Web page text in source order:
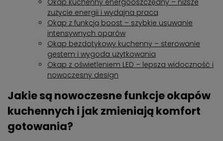
zużycie energii i wydajna praca
Okap z funkcją boost – szybkie usuwanie
intensywnych oparów
Okap bezdotykowy kuchenny – sterowanie
gestem i wygoda użytkowania
Okap z oświetleniem LED – lepsza widoczność i
nowoczesny design
Jakie są nowoczesne funkcje okapów
kuchennych i jak zmieniają komfort
gotowania?